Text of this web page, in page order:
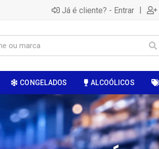
Já é cliente? - Entrar |
CONGELADOS ALCOÓLICOS